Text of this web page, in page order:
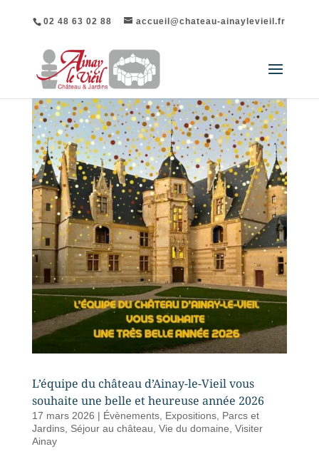
02 48 63 02 88 accueil@chateau-ainaylevieil.fr
L’équipe du château d’Ainay-le-Vieil vous
souhaite une belle et heureuse année 2026
17 mars 2026 | Évènements, Expositions, Parcs et
Jardins, Séjour au château, Vie du domaine, Visiter
Ainay